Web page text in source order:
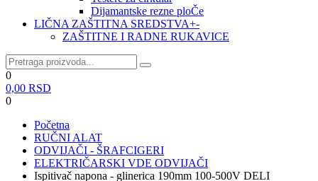
Dijamantske rezne ploČe
LIČNA ZAŠTITNA SREDSTVA+-
ZAŠTITNE I RADNE RUKAVICE
0
0,00 RSD
0
Početna
RUČNI ALAT
ODVIJAČI - ŠRAFCIGERI
ELEKTRIČARSKI VDE ODVIJAČI
Ispitivač napona - glinerica 190mm 100-500V DELI